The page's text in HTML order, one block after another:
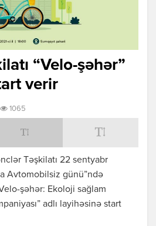
“Velo-şəhər”
verir
1065
Təşkilatı 22 sentyabr
Avtomobilsiz günü”ndə
şəhər: Ekoloji sağlam
adlı layihəsinə start